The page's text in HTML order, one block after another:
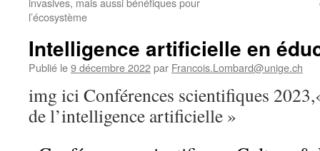
l’écosystème
Intelligence artificielle en
Publié le9 décembre 2022par Francois.Lombard@unige.ch
img ici Conférences scientifiques
de l’intelligence artificielle »